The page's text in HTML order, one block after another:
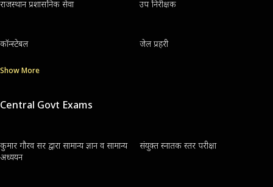
राजस्थान प्रशासनिक सेवा उप निरीक्षक
कॉन्स्टेबल जेल प्रहरी
Show More
Central Govt Exams
कुमार गौरव सर द्वारा सामान्य ज्ञान व सामान्य
अध्ययन
संयुक्त स्नातक स्तर परीक्षा